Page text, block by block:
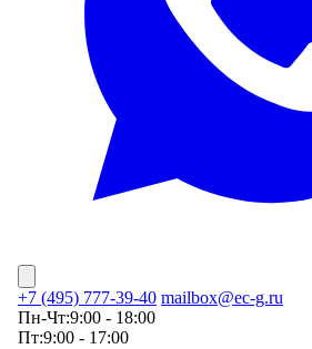
+7 (495) 777-39-40 mailbox@ec-g.ru
Пн-Чт:9:00 - 18:00
Пт:9:00 - 17:00